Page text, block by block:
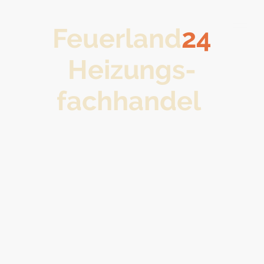
Feuerland24
Heizungs-
fachhandel